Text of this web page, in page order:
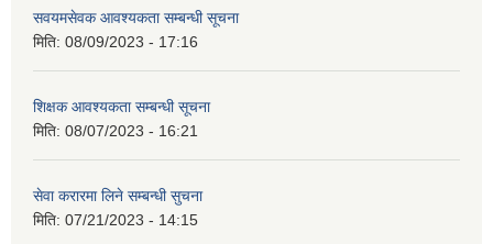
सवयमसेवक आवश्यकता सम्बन्धी सूचना
मिति: 08/09/2023 - 17:16
शिक्षक आवश्यकता सम्बन्धी सूचना
मिति: 08/07/2023 - 16:21
सेवा करारमा लिने सम्बन्धी सुचना
मिति: 07/21/2023 - 14:15